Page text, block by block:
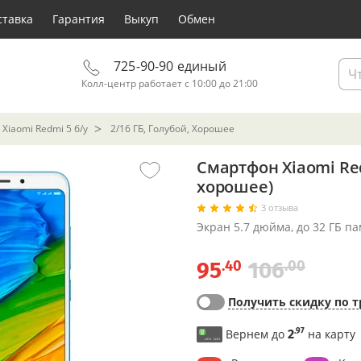
Гарантия Выкуп Обмен
725-90-90 единый
Колл-центр работает с 10:00 до 21:00
Redmi 5 б/у 2/16 ГБ, Голубой, Хорошее
Смартфон Xiaomi
хорошее)
3 отзыва
Экран 5.7 дюйма, до 32 ГБ
95.40 106.00
Получить скидку по
Вернем до 2.97 на карту